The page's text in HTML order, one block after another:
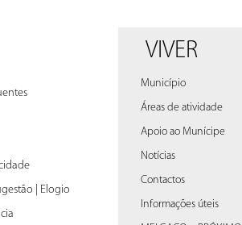
| Elogio
VIVER
Município
Áreas de atividade
Apoio ao Munícipe
Notícias
Contactos
Informações úteis